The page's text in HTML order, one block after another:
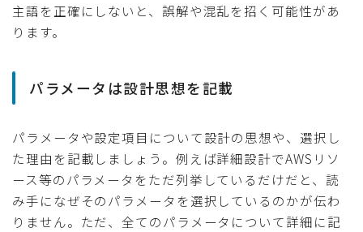
主語を正確にしないと、誤解や混乱を招く可能性があ
ります。
パラメータは設計思想を記載
パラメータや設定項目について設計の思想や、選択し
た理由を記載しましょう。例えば詳細設計でAWSリソ
ース等のパラメータをただ列挙しているだけだと、読
み手になぜそのパラメータを選択しているのかが伝わ
りません。ただ、全てのパラメータについて詳細に記